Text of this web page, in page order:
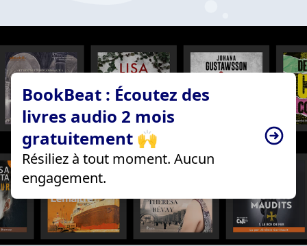
BookBeat : Écoutez des
livres audio 2 mois
gratuitement 🙌
Résiliez à tout moment. Aucun
engagement.